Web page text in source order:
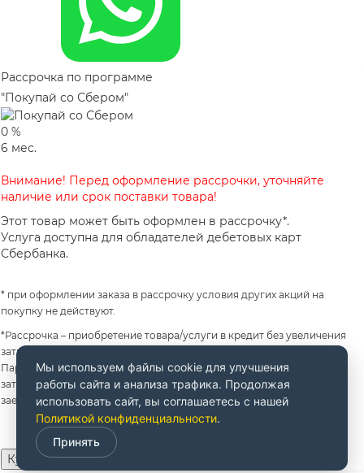
Рассрочка по программе
"Покупай со Сбером"
0 %
6 мес.
Внимание! Перед оформление рассрочки, уточняйте
наличие или срок поставки товара!
Этот товар может быть оформлен в рассрочку*.
Услуга доступна для обладателей дебетовых карт
Сбербанка.
* при оформлении заказа в рассрочку условия других акций на
покупку не действуют.
*Рассрочка – приобретение товара/услуги в кредит без увеличения
затрат на приобретение товара/услуги за счет предоставления
Партнером Банка (продавцом) скидки на товар/услугу. Увеличение
затрат не происходит только в случае надлежащего исполнения
заемщиком своих обязательств по кредитному договору.
Купить за
Мы используем файлы cookie для улучшения
работы сайта и анализа трафика. Продолжая
использовать сайт, вы соглашаетесь с нашей
Политикой конфиденциальности.
Принять